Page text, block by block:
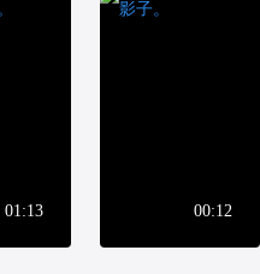
01:13 00:12